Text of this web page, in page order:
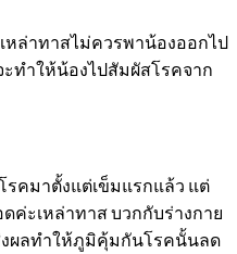
หล่าทาสไม่ควรพาน้องออกไป
ะทำให้น้องไปสัมผัสโรคจาก
คมาตั้งแต่เข็มแรกแล้ว แต่
ค่ะเหล่าทาส บวกกับร่างกาย
ผลทำให้ภูมิคุ้มกันโรคนั้นลด